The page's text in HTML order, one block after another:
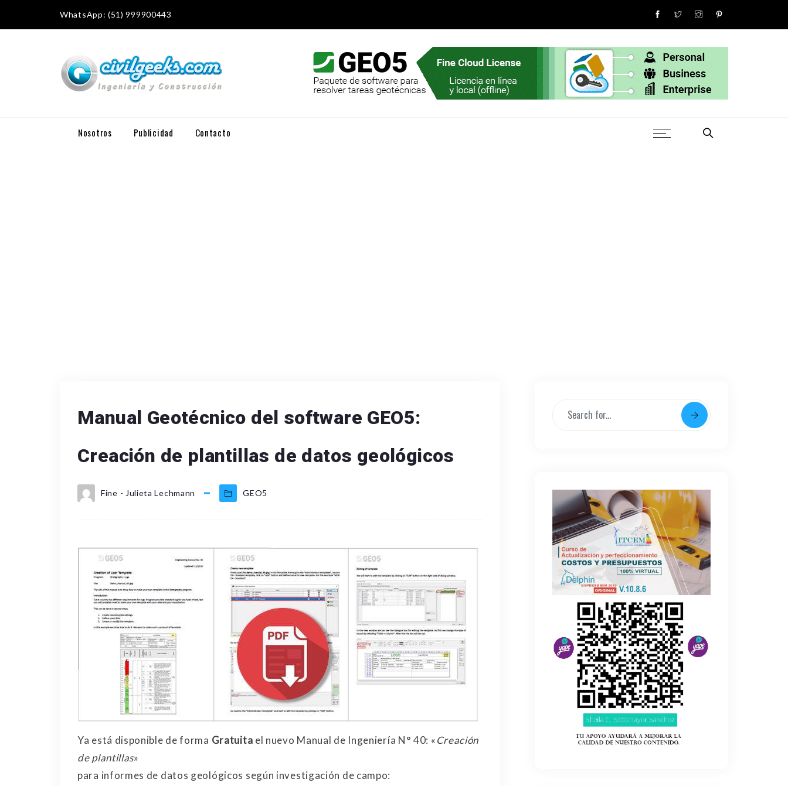
WhatsApp: (51) 999900443
Nosotros Publicidad Contacto
Manual Geotécnico del software GEO5:
Creación de plantillas de datos geológicos
Fine - Julieta Lechmann GEO5
Ya está disponible de forma Gratuita el nuevo Manual de Ingeniería N° 40: «Creación
de plantillas»
para informes de datos geológicos según investigación de campo: